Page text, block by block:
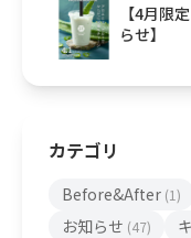
【4月限
らせ】
カテゴリ
Before&After (1)
お知らせ (47)